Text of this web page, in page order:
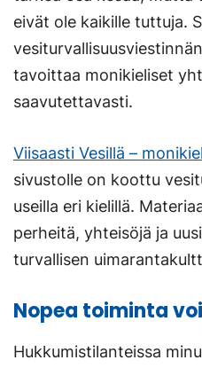
eivät ole kaikille tuttuja.
tavoittaa monikieliset
saavutettavasti.
Viisaasti Vesillä –
sivustolle on koottu
useilla eri kielillä.
perheitä, yhteisöjä ja
turvallisen
Nopea toiminta
Hukkumistilanteissa